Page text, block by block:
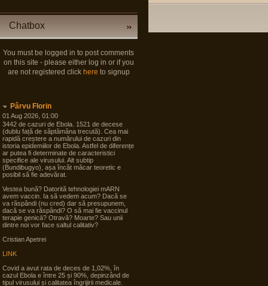
Chatbox
You must be logged in to post comments
on this site - please either log in or if you
are not registered click here to signup
Pârvu Florin
01 Aug 2026, 01:00
3442 de cazuri de Ebola. 1521 de decese
(dublu față de săptămâna trecută). Cea mai
rapidă creștere a numărului de cazuri din
istoria epidemiilor de Ebola. Astfel de diferențe
ar putea fi determinate de caracteristici
specifice ale virusului. Alt subtip
(Bundibugyo), așa încât măcar teoretic e
posibil să fie adevărat.
Vestea bună? Datorită tehnologiei mARN
avem vaccin. Ia să vedem acum? Dacă se
va răspândi (nu cred) dar să presupunem,
dacă se va răspândi? O să mai fie vaccinul
terapie genicā? Otravă? Moarte? Sau unii
dintre noi vor face saltul calitativ?
Cristian Apetrei
LINK
Covid a avut rata de deces de 1,02%, în
cazul Ebola e între 25 și 90%, depinzând de
tipul virusului și calitatea îngrijirii medicale.